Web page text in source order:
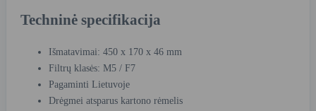
Techninė specifikacija
Išmatavimai: 450 x 170 x 46 mm
Filtrų klasės: M5 / F7
Pagaminti Lietuvoje
Drėgmei atsparus kartono rėmelis